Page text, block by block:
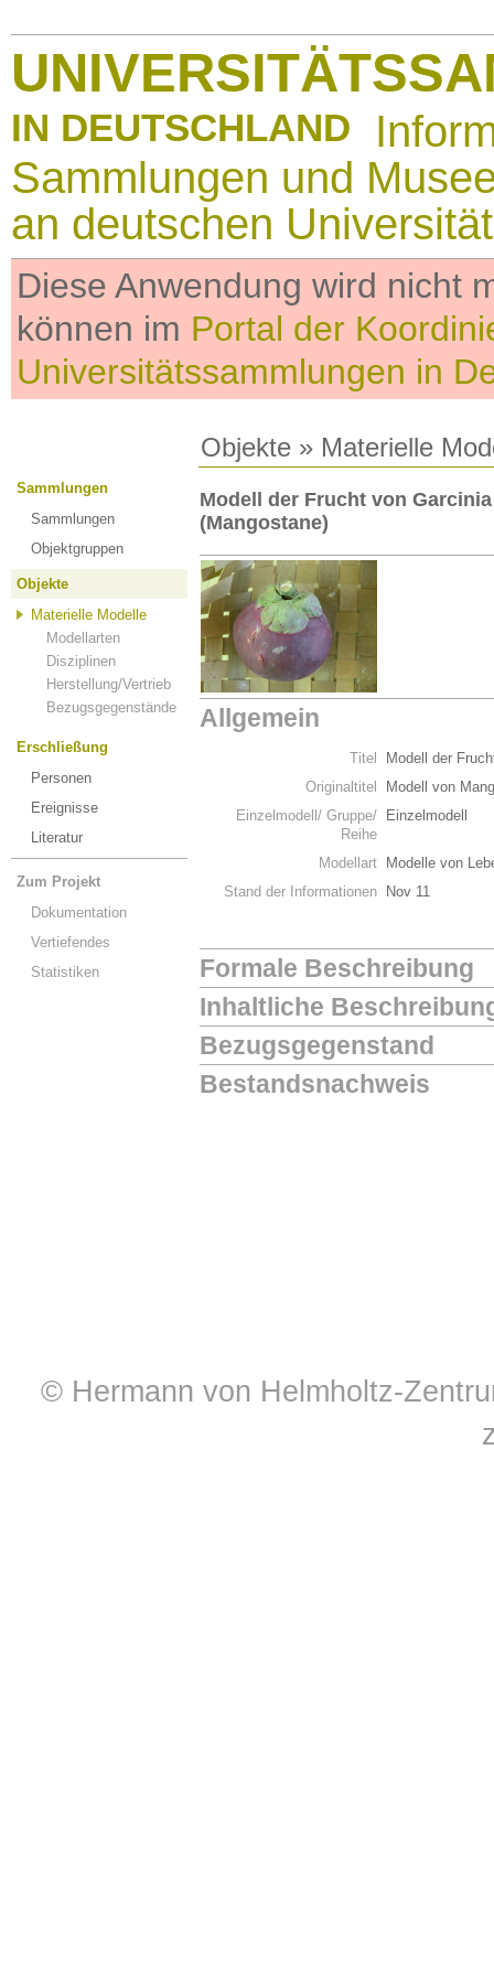
IN DEUTSCHLAND
Sammlungen und
an deutschen
Diese Anwendung wird nicht
können im Portal der
Universitätssammlungen in
Objekte » Materielle
Sammlungen
Sammlungen
Objektgruppen
Objekte
Materielle Modelle
Modellarten
Disziplinen
Herstellung/Vertrieb
Bezugsgegenstände
Erschließung
Personen
Ereignisse
Literatur
Zum Projekt
Dokumentation
Vertiefendes
Statistiken
Modell der Frucht von
(Mangostane)
Allgemein
Titel
Modell der
Originaltitel
Modell von
Einzelmodell/ Gruppe/
Reihe
Einzelmodell
Modellart
Modelle von
Stand der Informationen
Nov 11
Formale Beschreibung
Inhaltliche
Bezugsgegenstand
Bestandsnachweis
© Hermann von Helmholtz-